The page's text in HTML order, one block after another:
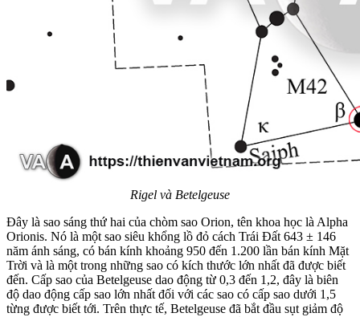
Rigel và Betelgeuse
Đây là sao sáng thứ hai của chòm sao Orion, tên khoa học là Alpha
Orionis. Nó là một sao siêu khổng lồ đỏ cách Trái Đất 643 ± 146
năm ánh sáng, có bán kính khoảng 950 đến 1.200 lần bán kính Mặt
Trời và là một trong những sao có kích thước lớn nhất đã được biết
đến. Cấp sao của Betelgeuse dao động từ 0,3 đến 1,2, đây là biên
độ dao động cấp sao lớn nhất đối với các sao có cấp sao dưới 1,5
từng được biết tới. Trên thực tế, Betelgeuse đã bắt đầu sụt giảm độ